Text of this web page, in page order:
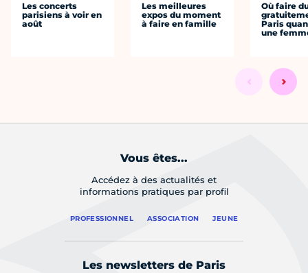
Les concerts
parisiens à voir en
août
Les meilleures
expos du moment
à faire en famille
Où faire
Paris
une
Vous êtes...
Accédez à des actualités et
informations pratiques par profil
PROFESSIONNEL ASSOCIATION JEUNE
Les newsletters de Paris